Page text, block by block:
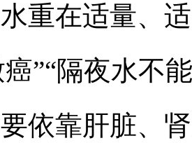
重在适量、
”“隔夜水不
依靠肝脏、